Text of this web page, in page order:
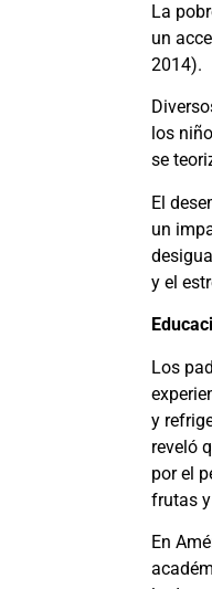
La
un
2014).
los
se
El
un
y el
Los
y
reveló
por el
frutas
En